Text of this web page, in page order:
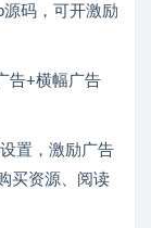
码，可开激励
告+横幅广告
置，激励广告
买资源、阅读